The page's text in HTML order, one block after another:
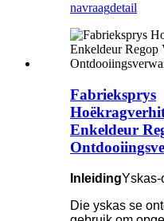
navraagdetail
Fabrieksprys
Enkeldeur
InleidingYskas-
Die yskas se